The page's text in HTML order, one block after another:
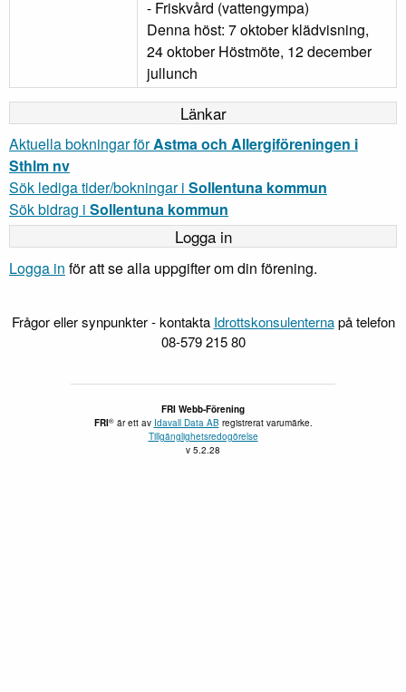
- Friskvård (vattengympa)
Denna höst: 7 oktober klädvisning,
24 oktober Höstmöte, 12 december
jullunch
Länkar
Aktuella bokningar förAstma och Allergiföreningen i
Sthlm nv
Sök lediga tider/bokningar i Sollentuna kommun
Sök bidrag i Sollentuna kommun
Logga in
Logga in för att se alla uppgifter om din förening.
Frågor eller synpunkter - kontakta Idrottskonsulenternapå telefon
08-579 215 80
FRI Webb-Förening
FRI®är ett av Idavall Data AB registrerat varumärke.
Tillgänglighetsredogörelse
v 5.2.28